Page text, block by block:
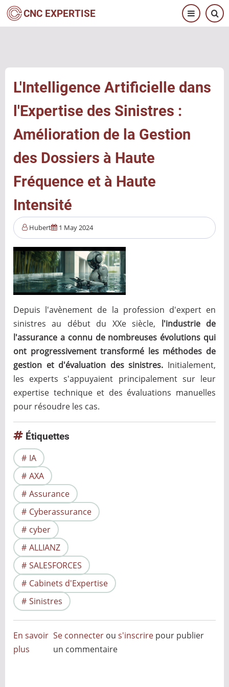
Aller
au
CNC EXPERTISE
L'Intelligence Artificielle dans
l'Expertise des Sinistres :
Amélioration de la Gestion
des Dossiers à Haute
Fréquence et à Haute
Intensité
Hubert 1 May 2024
Depuis l'avènement de la profession d'expert en
sinistres au début du XXe siècle, l'industrie de
l'assurance a connu de nombreuses évolutions qui
ont progressivement transformé les méthodes de
gestion et d'évaluation des sinistres. Initialement,
les experts s'appuyaient principalement sur leur
expertise technique et des évaluations manuelles
pour résoudre les cas.
Étiquettes
IA
AXA
Assurance
Cyberassurance
cyber
ALLIANZ
SALESFORCES
Cabinets d'Expertise
Sinistres
En savoir
plus
Se connecter ous'inscrire pour publier
un commentaire